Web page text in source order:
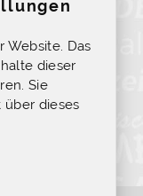
Website. Das
dieser
Sie
über dieses